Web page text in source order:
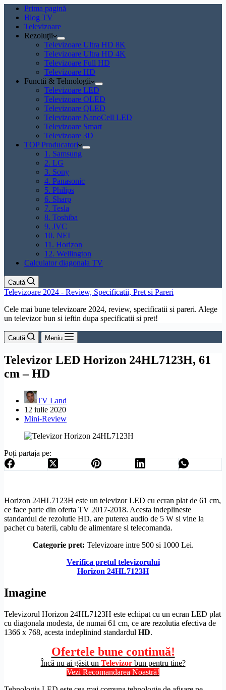
Prima pagină
Blog TV
Televizoare
Rezoluţii
Televizoare Ultra HD 8K
Televizoare Ultra HD 4K
Televizoare Full HD
Televizoare HD
Functii & Tehnologii
Televizoare LED
Televizoare OLED
Televizoare QLED
Televizoare NanoCell LED
Televizoare Smart
Televizoare 3D
TOP Producatori
1. Samsung
2. LG
3. Sony
4. Panasonic
5. Philips
6. Sharp
7. Tesla
8. Toshiba
9. JVC
10. NEI
11. Horizon
12. Wellington
Calculator diagonala TV
Caută
Televizoare 2024 - Review, Specificatii, Pret si Pareri
Cele mai bune televizoare 2024, review, specificatii si pareri. Alege
un televizor bun si ieftin dupa specificatii si pret!
Caută Meniu
Televizor LED Horizon 24HL7123H, 61
cm – HD
TV Land
12 iulie 2020
Mini-Review
Poți partaja pe:
Horizon 24HL7123H este un televizor LED cu ecran plat de 61 cm,
ce face parte din oferta TV 2017-2018. Acesta indeplineste
standardul de rezolutie HD, are puterea audio de 5 W si vine la
pachet cu baterii, cablu de alimentare si telecomanda.
Categorie pret: Televizoare intre 500 si 1000 Lei.
Verifica pretul televizorului
Horizon 24HL7123H
Imagine
Televizorul Horizon 24HL7123H este echipat cu un ecran LED plat
cu diagonala modesta, de numai 61 cm, ce are rezolutia efectiva de
1366 x 768, acesta indeplinind standardul HD.
Ofertele bune continuă!
Încă nu ai găsit un Televizor bun pentru tine?
Vezi Recomandarea Noastră!